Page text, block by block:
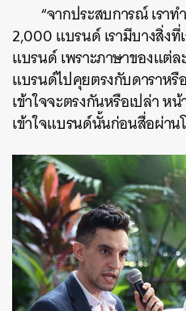
“จากประสบการณ์ เรา
2,000 แบรนด์ เรามีบางสิ่งที่
แบรนด์ เพราะภาษาของแต่
แบรนด์ไปคุยตรงกับดาราหรื
เข้าใจจะตรงกันหรือเปล่า ห
เข้าใจแบรนด์นั้นก่อนสื่อผ่าน